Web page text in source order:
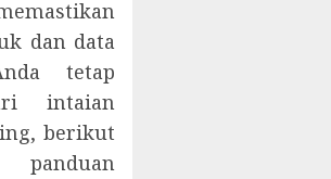
dan data
tetap
intaian
berikut